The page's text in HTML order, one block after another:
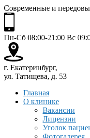
Современные и
Пн-Сб 08:00-21:00 Вс
г. Екатеринбург,
ул. Татищева, д. 53
Главная
О клинике
Вакансии
Лицензии
Уголок
Фотогалерея